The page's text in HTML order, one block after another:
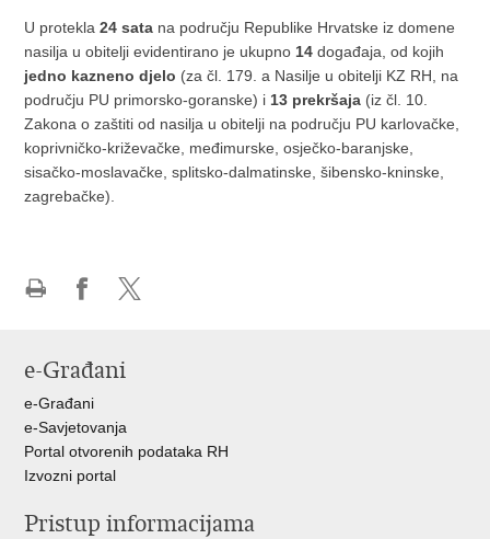
U protekla24 sata na području Republike Hrvatske iz domene
nasilja u obitelji evidentirano je ukupno 14događaja, od kojih
jedno kazneno djelo (za čl. 179. a Nasilje u obitelji KZ RH, na
području PU primorsko-goranske) i 13 prekršaja (iz čl. 10.
Zakona o zaštiti od nasilja u obitelji na području PU karlovačke,
koprivničko-križevačke, međimurske, osječko-baranjske,
sisačko-moslavačke, splitsko-dalmatinske, šibensko-kninske,
zagrebačke).
Facebooku
X-
e-Građani
e-Građani
e-Savjetovanja
Portal otvorenih podataka RH
Izvozni portal
Pristup informacijama